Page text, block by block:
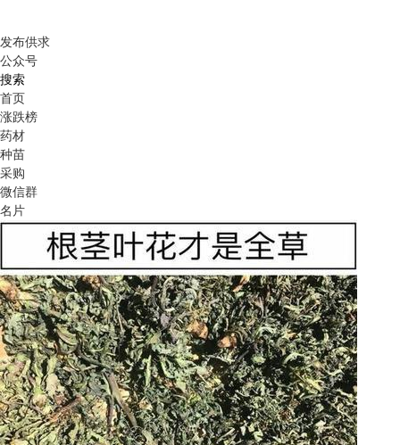
发布供求
公众号
搜索
首页
涨跌榜
药材
种苗
采购
微信群
名片